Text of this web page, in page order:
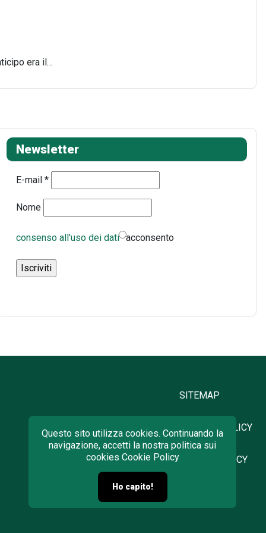
era il…
Newsletter
E-mail *
Nome
consenso all'uso dei dati acconsento
SITEMAP
PRIVACY POLICY
COOKIE POLICY
Questo sito utilizza cookies. Continuando la
navigazione, accetti la nostra politica sui
cookies Cookie Policy
Ho capito!